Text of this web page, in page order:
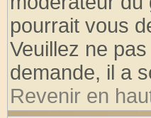
pourrait vous
Veuillez ne
demande, il a
Revenir en